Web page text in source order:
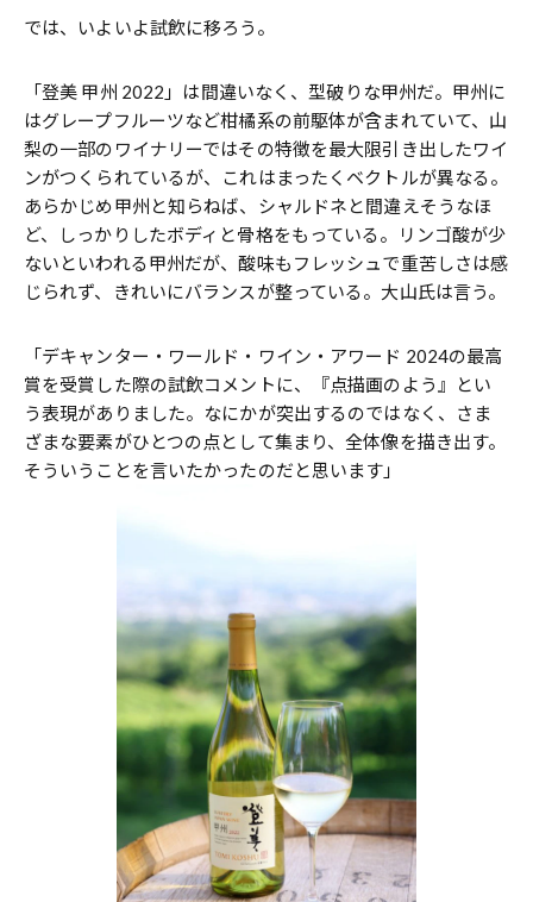
では、いよいよ試飲に移ろう。
「登美 甲州 2022」は間違いなく、型破りな甲州だ。甲州に
はグレープフルーツなど柑橘系の前駆体が含まれていて、山
梨の一部のワイナリーではその特徴を最大限引き出したワイ
ンがつくられているが、これはまったくベクトルが異なる。
あらかじめ甲州と知らねば、シャルドネと間違えそうなほ
ど、しっかりしたボディと骨格をもっている。リンゴ酸が少
ないといわれる甲州だが、酸味もフレッシュで重苦しさは感
じられず、きれいにバランスが整っている。大山氏は言う。
「デキャンター・ワールド・ワイン・アワード 2024の最高
賞を受賞した際の試飲コメントに、『点描画のよう』とい
う表現がありました。なにかが突出するのではなく、さま
ざまな要素がひとつの点として集まり、全体像を描き出す。
そういうことを言いたかったのだと思います」